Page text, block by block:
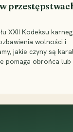
XXII Kodeksu
wolności i
jakie czyny są
pomaga obrońca lub